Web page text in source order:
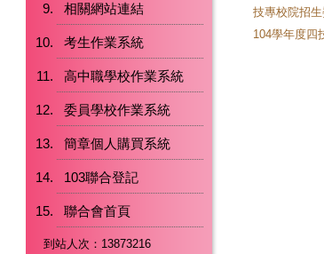
相關網站連結
考生作業系統
高中職學校作業系統
委員學校作業系統
簡章個人購買系統
103聯合登記
聯合會首頁
到站人次：13873216
技專校院招
104學年度四